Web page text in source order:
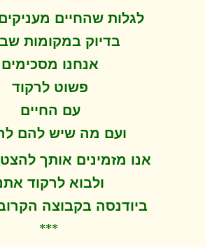
לגלות שהחיים
בדיוק במקומות
אנחנו מסכימים
פשוט לרקוד
עם החיים
ועם מה שיש להם
אנו מזמינים אותך
ולבוא לרקוד
ביודנסה בקבוצה
***